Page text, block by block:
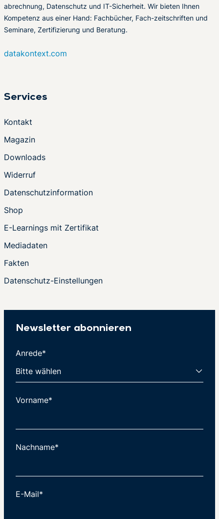
abrechnung, Datenschutz und IT-Sicherheit. Wir bieten Ihnen
Kompetenz aus einer Hand: Fachbücher, Fach-zeitschriften und
Seminare, Zertifizierung und Beratung.
datakontext.com
Services
Kontakt
Magazin
Downloads
Widerruf
Datenschutzinformation
Shop
E-Learnings mit Zertifikat
Mediadaten
Fakten
Datenschutz-Einstellungen
Newsletter abonnieren
Anrede*
Vorname*
Nachname*
E-Mail*